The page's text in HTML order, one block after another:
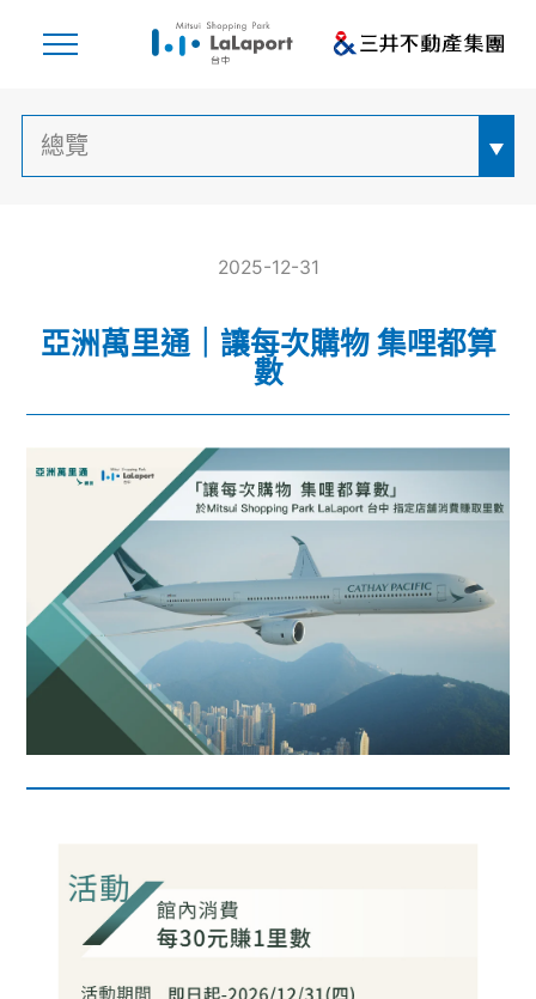
2025-12-31
亞洲萬里通｜讓每次購物 集哩都算
數